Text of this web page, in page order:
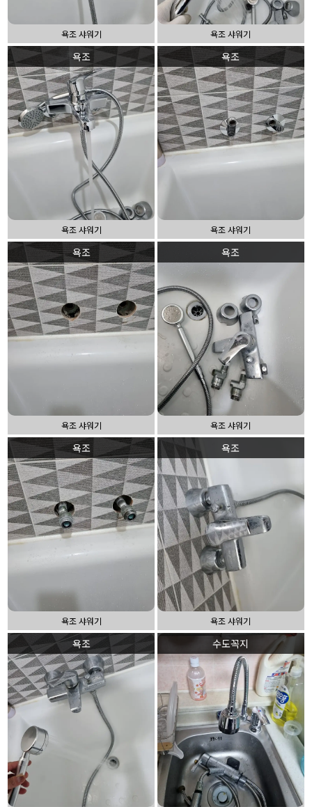
욕조 샤워기 욕조 샤워기
욕조
욕조 샤워기
욕조
욕조 샤워기
욕조
욕조 샤워기
욕조
욕조 샤워기
욕조
욕조 샤워기
욕조
욕조 샤워기
욕조 수도꼭지